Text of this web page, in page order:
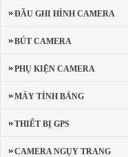
ĐẦU GHI HÌNH CAMERA
BÚT CAMERA
PHỤ KIỆN CAMERA
MÁY TÍNH BẢNG
THIẾT BỊ GPS
CAMERA NGỤY TRANG